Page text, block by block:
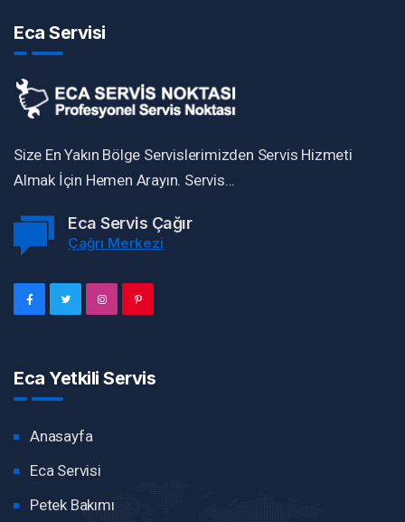
Eca Servisi
Size En Yakın Bölge Servislerimizden Servis Hizmeti
Almak İçin Hemen Arayın. Servis...
Eca Servis Çağır
Çağrı Merkezi
Eca Yetkili Servis
Anasayfa
Eca Servisi
Petek Bakımı